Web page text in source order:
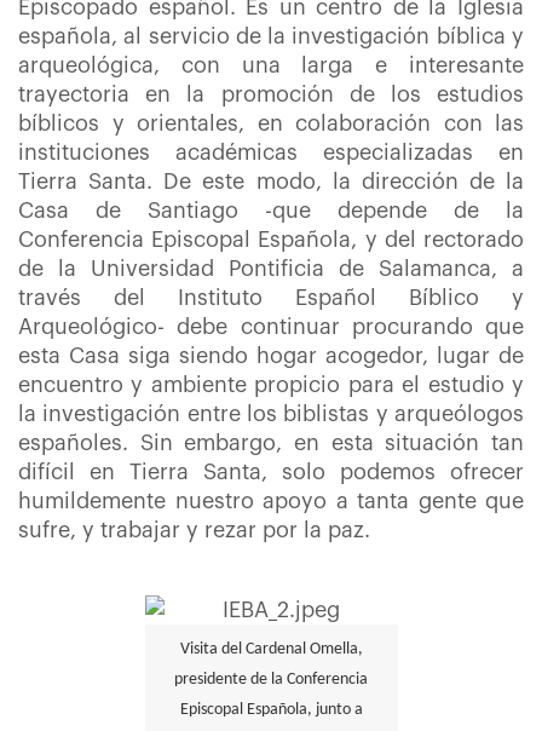
Episcopado español. Es un centro de la Iglesia
española, al servicio de la investigación bíblica y
arqueológica, con una larga e interesante
trayectoria en la promoción de los estudios
bíblicos y orientales, en colaboración con las
instituciones académicas especializadas en
Tierra Santa. De este modo, la dirección de la
Casa de Santiago -que depende de la
Conferencia Episcopal Española, y del rectorado
de la Universidad Pontificia de Salamanca, a
través del Instituto Español Bíblico y
Arqueológico- debe continuar procurando que
esta Casa siga siendo hogar acogedor, lugar de
encuentro y ambiente propicio para el estudio y
la investigación entre los biblistas y arqueólogos
españoles. Sin embargo, en esta situación tan
difícil en Tierra Santa, solo podemos ofrecer
humildemente nuestro apoyo a tanta gente que
sufre, y trabajar y rezar por la paz.
Visita del Cardenal Omella,
presidente de la Conferencia
Episcopal Española, junto a